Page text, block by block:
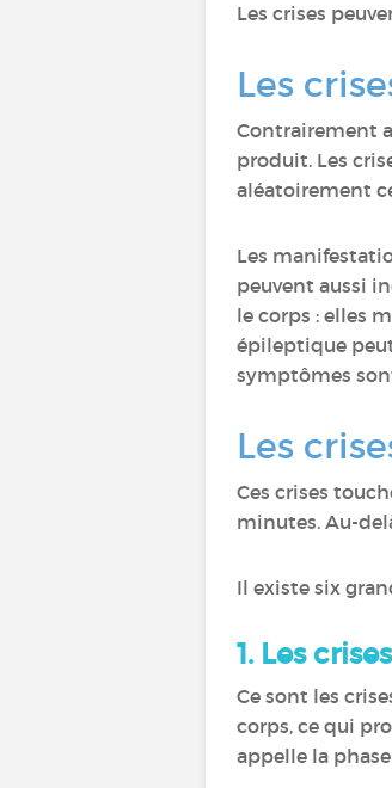
Les crises
Les
Contrairement
produit. Les
aléatoirement
Les
peuvent aussi
le corps : elles
épileptique
symptômes
Les
Ces crises
minutes. Au-
Il existe six
1. Les
Ce sont les
corps, ce qui
appelle la